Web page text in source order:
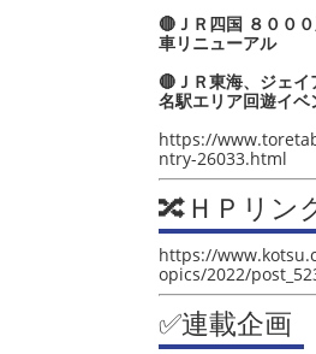
🔴ＪＲ四国 ８００
車リニューアル
🔴ＪＲ東海、ジェ
名駅エリア回遊イベ
https://
ntry-26033.html
🔀ＨＰリン
https://
opics/2022/
✅連載企画